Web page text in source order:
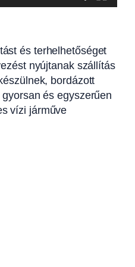
és terhelhetőséget
nyújtanak szállítás
bordázott
és egyszerűen
vízi járműve